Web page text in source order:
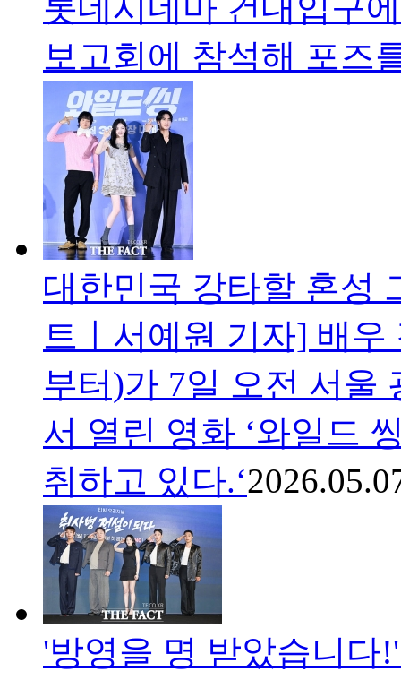
보고회에 참석해 포즈
대한민국 강타할 혼성
트ㅣ서예원 기자] 배
부터)가 7일 오전 서울
서 열린 영화 ‘와일드
취하고 있다.‘
'방영을 명 받았습니